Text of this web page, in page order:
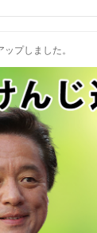
プしました。